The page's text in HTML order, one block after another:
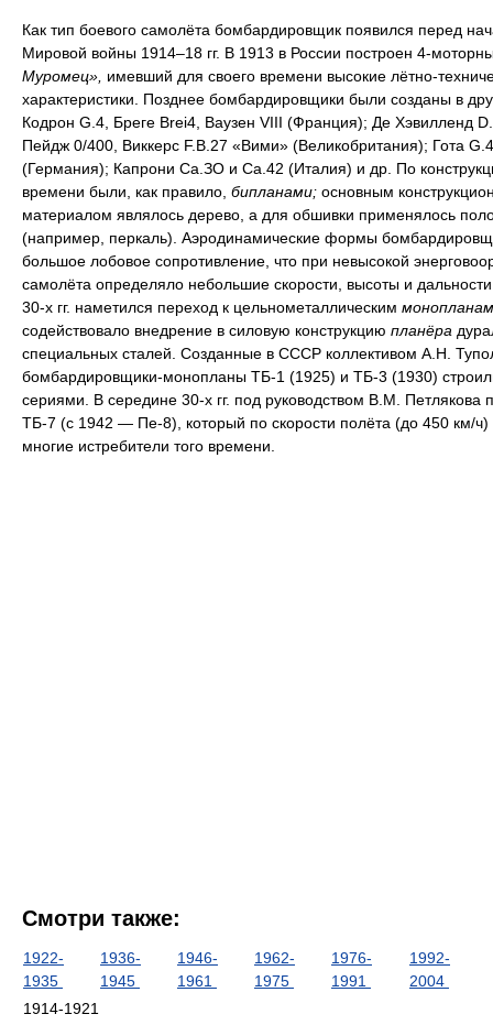
Как тип боевого самолёта бомбардировщик появился перед
Мировой войны 1914–18 гг. В 1913 в России построен 4-
Муромец», имевший для своего времени высокие лётно-
характеристики. Позднее бомбардировщики были созданы в
Кодрон G.4, Бреге Brei4, Ваузен VIII (Франция); Де Хэвилленд
Пейдж 0/400, Виккерс F.B.27 «Вими» (Великобритания); Гота
(Германия); Капрони Са.ЗО и Са.42 (Италия) и др. По
времени были, как правило, бипланами; основным
материалом являлось дерево, а для обшивки применялось
(например, перкаль). Аэродинамические формы
большое лобовое сопротивление, что при невысокой
самолёта определяло небольшие скорости, высоты и
30-х гг. наметился переход к цельнометаллическим
содействовало внедрение в силовую конструкцию планёра
специальных сталей. Созданные в СССР коллективом А.Н.
бомбардировщики-монопланы ТБ-1 (1925) и ТБ-3 (1930)
сериями. В середине 30-х гг. под руководством В.М. Петлякова
ТБ-7 (с 1942 — Пе-8), который по скорости полёта (до 450 км/ч)
многие истребители того времени.
Смотри также:
1922-
1935
1936-
1945
1946-
1961
1962-
1975
1976-
1991
1992-
2004
1914-1921